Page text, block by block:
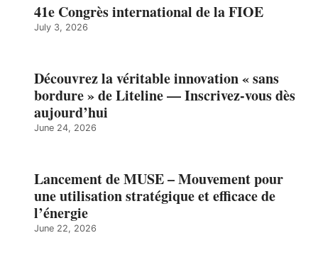
41e Congrès international de la FIOE
July 3, 2026
Découvrez la véritable innovation « sans
bordure » de Liteline — Inscrivez-vous dès
aujourd’hui
June 24, 2026
Lancement de MUSE – Mouvement pour
une utilisation stratégique et efficace de
l’énergie
June 22, 2026